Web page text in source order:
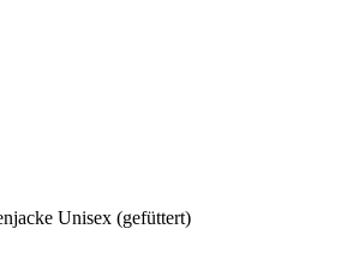
Unisex (gefüttert)